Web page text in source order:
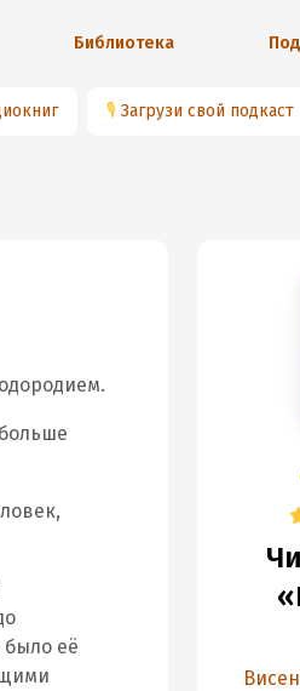
Библиотека
🎙 Загрузи свой подкаст
было её